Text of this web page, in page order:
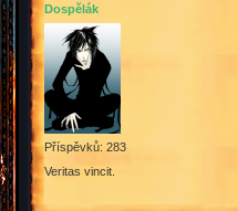
Dospělák
Příspěvků: 283
Veritas vincit.